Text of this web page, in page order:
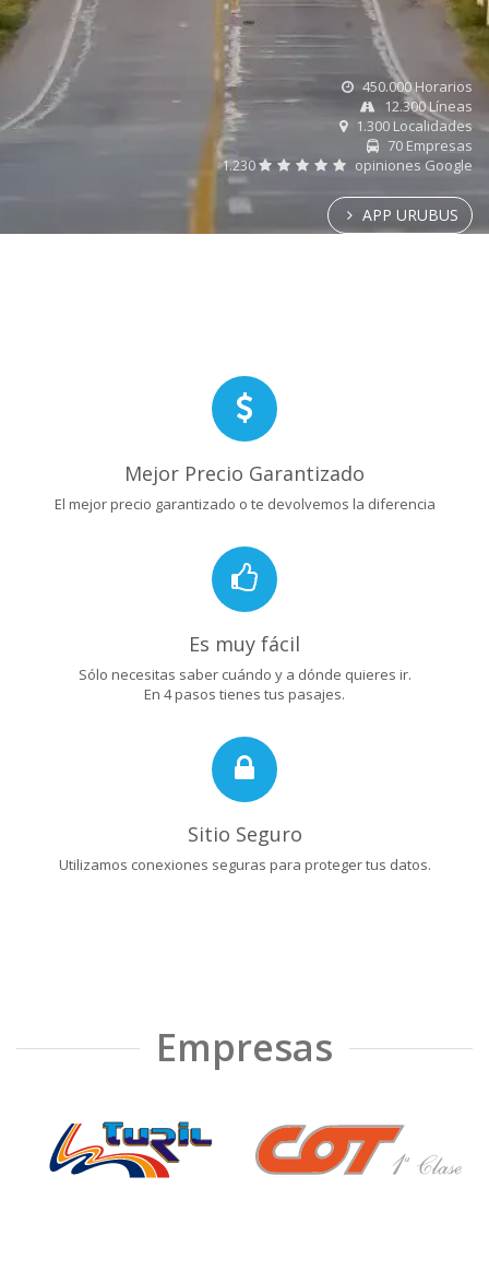
450.000 Horarios
12.300 Líneas
1.300 Localidades
70 Empresas
1.230
opiniones Google
APP URUBUS
Mejor Precio Garantizado
El mejor precio garantizado o te devolvemos la diferencia
Es muy fácil
Sólo necesitas saber cuándo y a dónde quieres ir.
En 4 pasos tienes tus pasajes.
Sitio Seguro
Utilizamos conexiones seguras para proteger tus datos.
Empresas
❮ ❯